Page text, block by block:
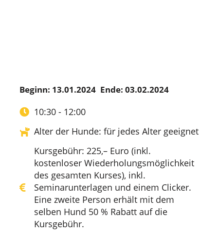
Beginn: 13.01.2024 Ende: 03.02.2024
10:30 - 12:00
Alter der Hunde: für jedes Alter geeignet
Kursgebühr: 225,– Euro (inkl.
kostenloser Wiederholungsmöglichkeit
des gesamten Kurses), inkl.
Seminarunterlagen und einem Clicker.
Eine zweite Person erhält mit dem
selben Hund 50 % Rabatt auf die
Kursgebühr.